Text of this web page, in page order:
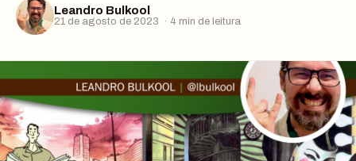
Leandro Bulkool
21 de agosto de 2023 · 4 min de leitura